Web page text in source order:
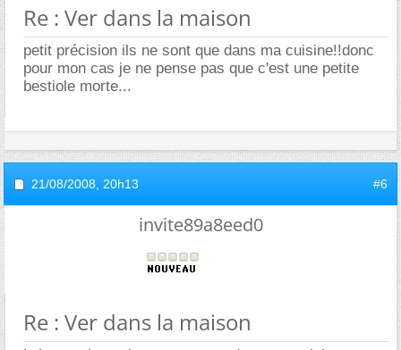
Re : Ver dans la maison
petit précision ils ne sont que dans ma cuisine!!donc
pour mon cas je ne pense pas que c'est une petite
bestiole morte...
21/08/2008, 20h13 #6
invite89a8eed0
Re : Ver dans la maison